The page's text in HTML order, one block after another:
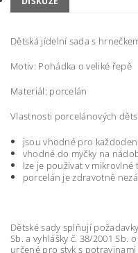
Dětská jídelní sada s
Motiv: Pohádka o veliké řepě
Materiál: porcelán
Vlastnosti porcelánových
jsou vhodné pro
vhodné do myčky na
lze je použivat v mikrovlné
porcelán je zdravotně
Dětské sady splňují
Sb. a vyhlášky č. 38/2001 Sb.
určené pro styk s potravinami